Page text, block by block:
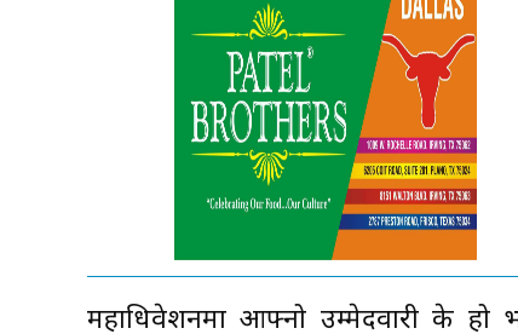
महाधिवेशनमा आफ्नो उम्मेदवारी के